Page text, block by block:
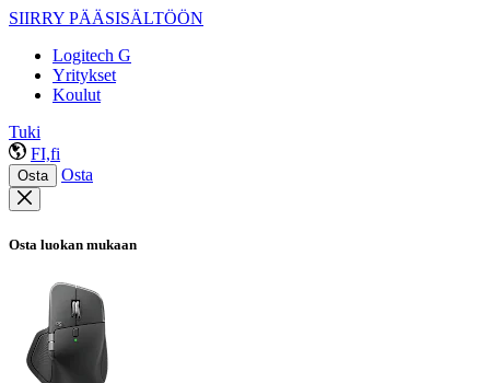
SIIRRY PÄÄSISÄLTÖÖN
Logitech G
Yritykset
Koulut
Tuki
FI,fi
Osta Osta
Osta luokan mukaan